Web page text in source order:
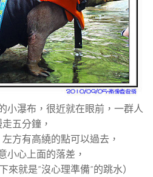
小瀑布，很近就在眼前，一群人
五分鐘，
方有高繞的點可以過去，
小心上面的落差，
來就是”沒心理準備”的跳水）